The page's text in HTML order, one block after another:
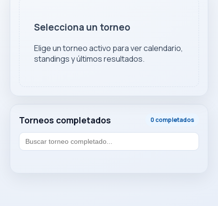
Torneos completados 0 completados
Selecciona un torneo
Elige un torneo activo para ver calendario,
standings y últimos resultados.